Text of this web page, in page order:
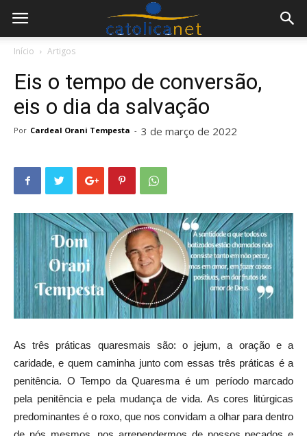
Início Artigos
Eis o tempo de conversão,
eis o dia da salvação
Por Cardeal Orani Tempesta - 3 de março de 2022
As três práticas quaresmais são: o jejum, a oração e a
caridade, e quem caminha junto com essas três práticas é a
penitência. O Tempo da Quaresma é um período marcado
pela penitência e pela mudança de vida. As cores litúrgicas
predominantes é o roxo, que nos convidam a olhar para dentro